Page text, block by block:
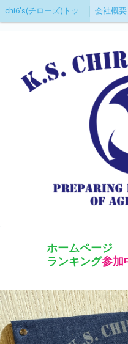
chi6's(チローズ)トップページ 会社概要
ホームページ
ランキング参加